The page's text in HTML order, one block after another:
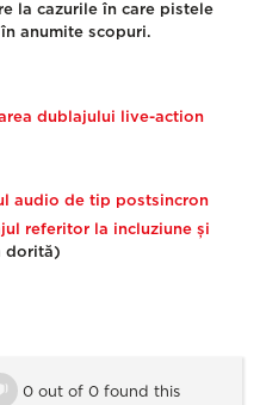
la cazurile în care pistele
anumite scopuri.
dublajului live-action
audio de tip postsincron
referitor la incluziune și
dorită)
0 out of 0 found this